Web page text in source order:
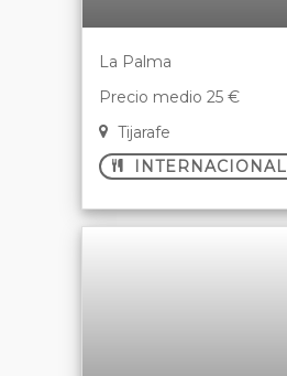
La Palma
Precio medio 25 €
Tijarafe
INTERNACIONAL